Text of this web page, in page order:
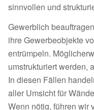
sinnvollen und
Gewerblich
ihre Gewerbeobjekte
entrümpeln.
umstrukturiert werden,
In diesen Fällen
aller Umsicht für
Wenn nötig, führen wir